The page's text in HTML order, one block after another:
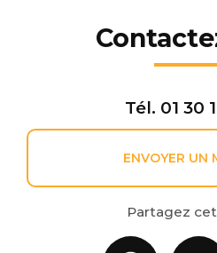
Tél. 01 30
ENVOYER UN
Partagez